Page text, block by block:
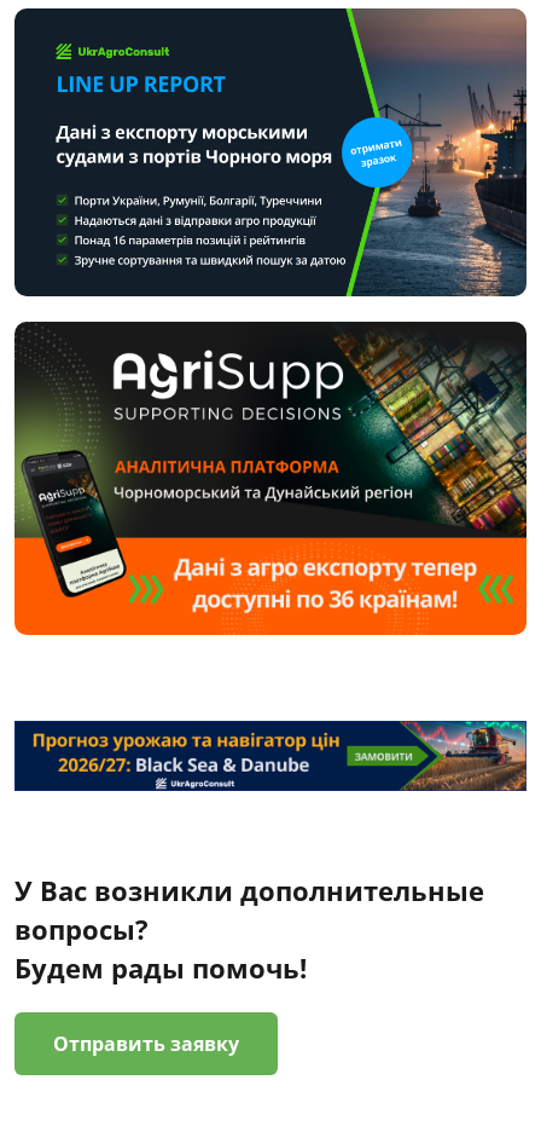
У Вас возникли дополнительные
вопросы?
Будем рады помочь!
Отправить заявку